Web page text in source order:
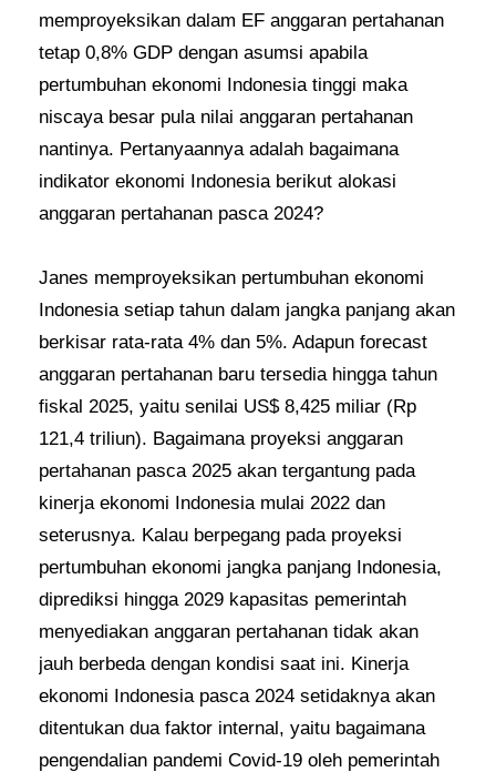
memproyeksikan dalam EF anggaran pertahanan
tetap 0,8% GDP dengan asumsi apabila
pertumbuhan ekonomi Indonesia tinggi maka
niscaya besar pula nilai anggaran pertahanan
nantinya. Pertanyaannya adalah bagaimana
indikator ekonomi Indonesia berikut alokasi
anggaran pertahanan pasca 2024?
Janes memproyeksikan pertumbuhan ekonomi
Indonesia setiap tahun dalam jangka panjang akan
berkisar rata-rata 4% dan 5%. Adapun forecast
anggaran pertahanan baru tersedia hingga tahun
fiskal 2025, yaitu senilai US$ 8,425 miliar (Rp
121,4 triliun). Bagaimana proyeksi anggaran
pertahanan pasca 2025 akan tergantung pada
kinerja ekonomi Indonesia mulai 2022 dan
seterusnya. Kalau berpegang pada proyeksi
pertumbuhan ekonomi jangka panjang Indonesia,
diprediksi hingga 2029 kapasitas pemerintah
menyediakan anggaran pertahanan tidak akan
jauh berbeda dengan kondisi saat ini. Kinerja
ekonomi Indonesia pasca 2024 setidaknya akan
ditentukan dua faktor internal, yaitu bagaimana
pengendalian pandemi Covid-19 oleh pemerintah